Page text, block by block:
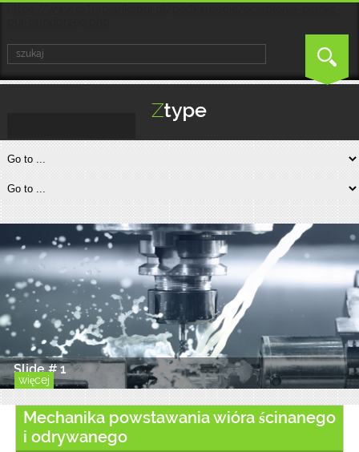
Slide # 1
więcej
Mechanika powstawania wióra ścinanego
i odrywanego